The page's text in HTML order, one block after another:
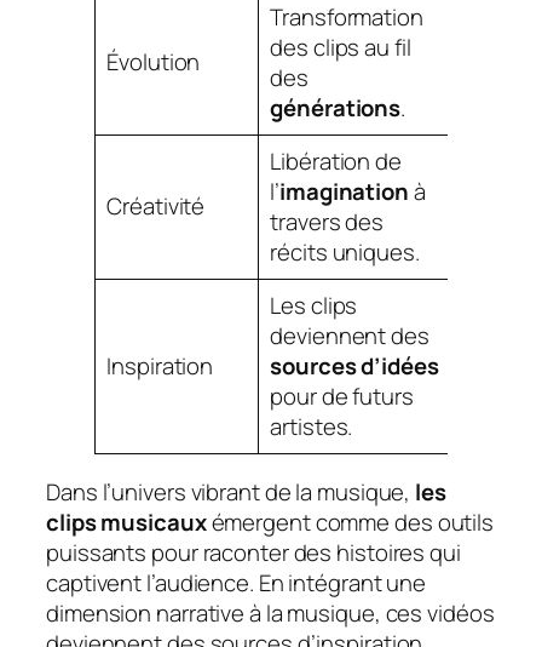
Évolution
Transformation
des clips au fil
des
générations.
Créativité
Libération de
l’imaginationà
travers des
récits uniques.
Inspiration
Les clips
deviennent des
sources d’idées
pour de futurs
artistes.
Dans l’univers vibrant de la musique, les
clips musicauxémergent comme des outils
puissants pour raconter des histoires qui
captivent l’audience. En intégrant une
dimension narrative à la musique, ces vidéos